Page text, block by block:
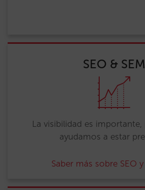
SEO & SEM
La visibilidad es
ayudamos a estar
Saber más sobre SEO y